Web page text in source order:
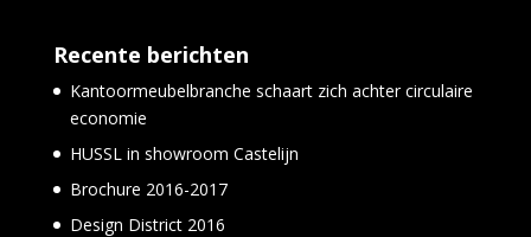
Recente berichten
Kantoormeubelbranche schaart zich achter circulaire
economie
HUSSL in showroom Castelijn
Brochure 2016-2017
Design District 2016